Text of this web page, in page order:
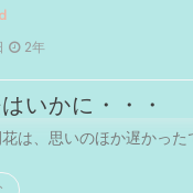
2年
いかに・・・
は、思いのほか遅かっ